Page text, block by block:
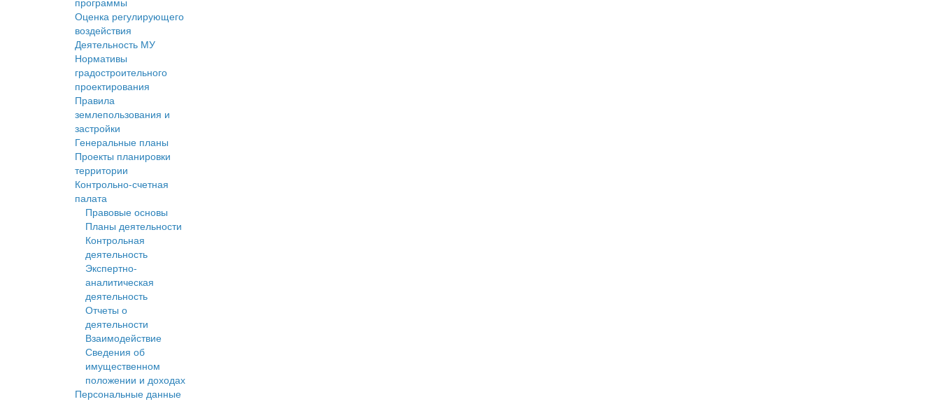
Оценка регулирующего
воздействия
Деятельность МУ
Нормативы
градостроительного
проектирования
Правила
землепользования и
застройки
Генеральные планы
Проекты планировки
территории
Контрольно-счетная
палата
Правовые основы
Планы деятельности
Контрольная
деятельность
Экспертно-
аналитическая
деятельность
Отчеты о
деятельности
Взаимодействие
Сведения об
имущественном
положении и доходах
Персональные данные